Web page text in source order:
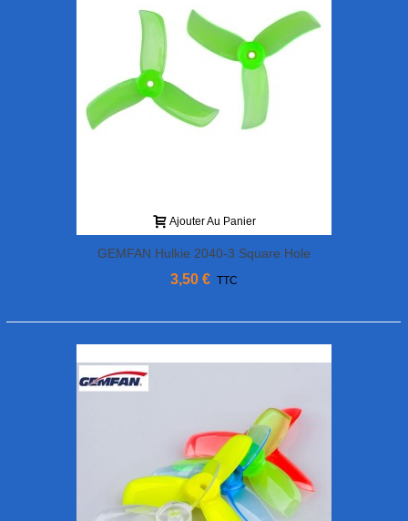
Ajouter Au Panier
GEMFAN Hulkie 2040-3 Square Hole
3,50 € TTC